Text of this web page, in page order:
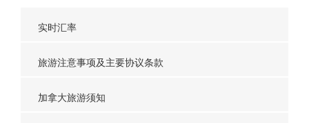
实时汇率
旅游注意事项及主要协议条款
加拿大旅游须知